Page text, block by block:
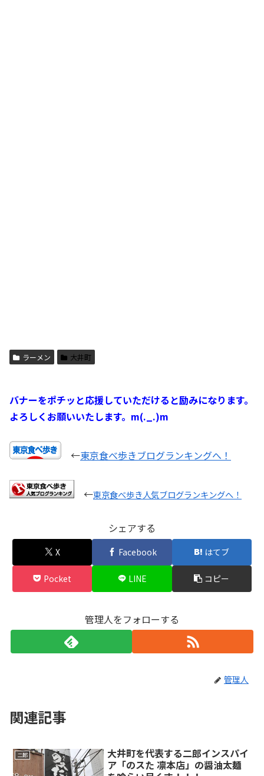
ラーメン 大井町
バナーをポチッと応援していただけると励みになります。
よろしくお願いいたします。m(._.)m
←東京食べ歩きブログランキングへ！
←東京食べ歩き人気ブログランキングへ！
シェアする
X Facebook はてブ
Pocket LINE コピー
管理人をフォローする
管理人
関連記事
二郎
大井町を代表する二郎インスパイ
ア「のスた 凛本店」の醤油太麺